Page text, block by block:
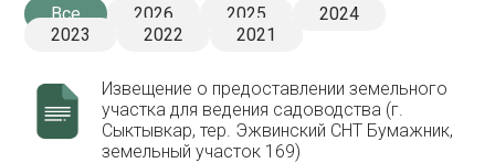
Все 2026 2025
2024
2023
2022 2021
Извещение о предоставлении земельного
участка для ведения садоводства (г.
Сыктывкар, тер. Эжвинский СНТ Бумажник,
земельный участок 169)